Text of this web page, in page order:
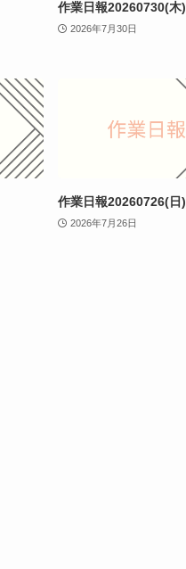
作業日報20260730(木)
2026年7月30日
作業日報20260726(日)
2026年7月26日